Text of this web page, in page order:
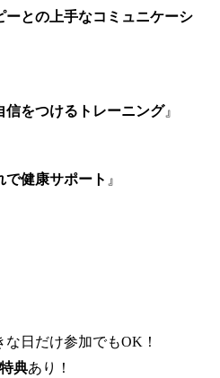
ーとの上手なコミュニケーシ
信をつける トレーニング』
で健康サポート 』
日だけ参加でもOK！
典あり！